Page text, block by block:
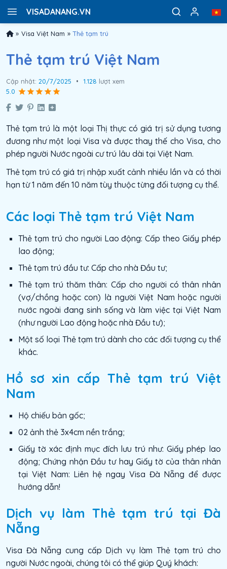
VISADANANG.VN
» Visa Việt Nam » Thẻ tạm trú
Thẻ tạm trú Việt Nam
Cập nhật: 20/7/2025 • 1.128 lượt xem
5.0
Thẻ tạm trú là một loại Thị thực có giá trị sử dụng tương
đương như một loại Visa và được thay thế cho Visa, cho
phép người Nước ngoài cư trú lâu dài tại Việt Nam.
Thẻ tạm trú có giá trị nhập xuất cảnh nhiều lần và có thời
hạn từ 1 năm đến 10 năm tùy thuộc từng đối tượng cụ thể.
Các loại Thẻ tạm trú Việt Nam
Thẻ tạm trú cho người Lao động: Cấp theo Giấy phép
lao động;
Thẻ tạm trú đầu tư: Cấp cho nhà Đầu tư;
Thẻ tạm trú thăm thân: Cấp cho người có thân nhân
(vợ/chồng hoặc con) là người Việt Nam hoặc người
nước ngoài đang sinh sống và làm việc tại Việt Nam
(như người Lao động hoặc nhà Đầu tư);
Một số loại Thẻ tạm trú dành cho các đối tượng cụ thể
khác.
Hồ sơ xin cấp Thẻ tạm trú Việt
Nam
Hộ chiếu bản gốc;
02 ảnh thẻ 3x4cm nền trắng;
Giấy tờ xác định mục đích lưu trú như: Giấy phép lao
động; Chứng nhận Đầu tư hay Giấy tờ của thân nhân
tại Việt Nam: Liên hệ ngay Visa Đà Nẵng để được
hướng dẫn!
Dịch vụ làm Thẻ tạm trú tại Đà
Nẵng
Visa Đà Nẵng cung cấp Dịch vụ làm Thẻ tạm trú cho
người Nước ngoài, chúng tôi có thể giúp Quý khách: